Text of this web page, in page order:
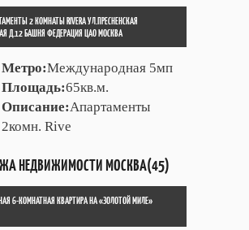
2 КОМНАТЫ RIVERA УЛ.ПРЕСНЕНСКАЯ
Д.12 БАШНЯ ФЕДЕРАЦИЯ ЦАО МОСКВА
Метро:Международная 5мп
Площадь:65кв.м.
Описание:Апартаменты
2комн. Rive
НЕДВИЖИМОСТИ МОСКВА(45)
6-КОМНАТНАЯ КВАРТИРА НА «ЗОЛОТОЙ МИЛЕ»